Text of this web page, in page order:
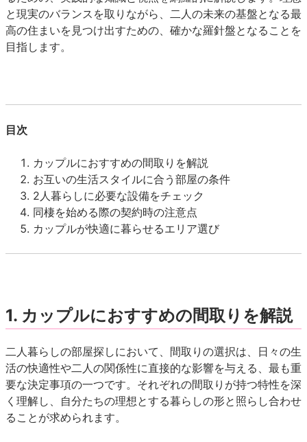
と現実のバランスを取りながら、二人の未来の基盤となる最
高の住まいを見つけ出すための、確かな羅針盤となることを
目指します。
目次
カップルにおすすめの間取りを解説
お互いの生活スタイルに合う部屋の条件
2人暮らしに必要な設備をチェック
同棲を始める際の契約時の注意点
カップルが快適に暮らせるエリア選び
1. カップルにおすすめの間取りを解説
二人暮らしの部屋探しにおいて、間取りの選択は、日々の生
活の快適性や二人の関係性に直接的な影響を与える、最も重
要な決定事項の一つです。それぞれの間取りが持つ特性を深
く理解し、自分たちの理想とする暮らしの形と照らし合わせ
ることが求められます。